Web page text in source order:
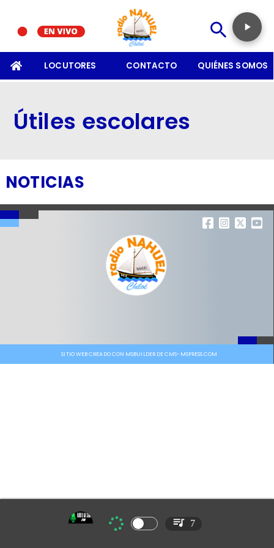
LOCUTORES CONTACTO QUIÉNES SOMOS
Útiles escolares
NOTICIAS
SITIO WEB CREADO CON MSBUILDER DE CMS-MSPRESS.COM
7